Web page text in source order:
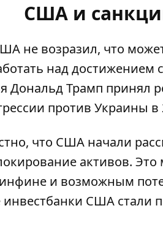
США и
не возразил, что
над
Дональд Трамп принял
против Украины
что США начали
активов.
и возможным
США стали